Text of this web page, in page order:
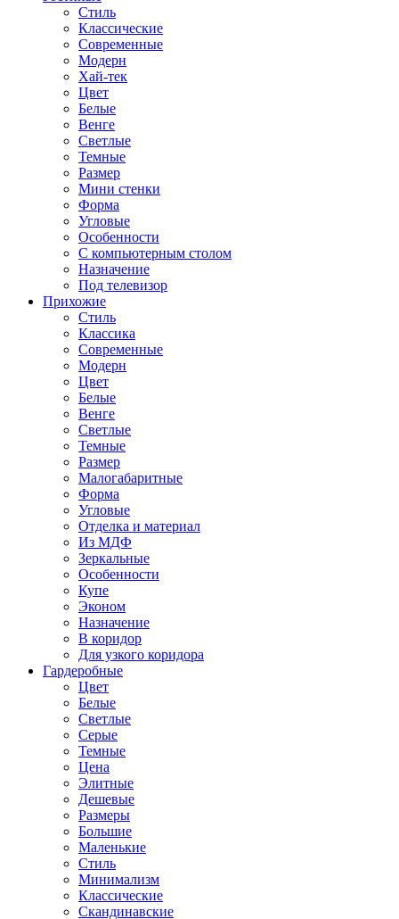
Стиль
Классические
Современные
Модерн
Хай-тек
Цвет
Белые
Венге
Светлые
Темные
Размер
Мини стенки
Форма
Угловые
Особенности
С компьютерным столом
Назначение
Под телевизор
Прихожие
Стиль
Классика
Современные
Модерн
Цвет
Белые
Венге
Светлые
Темные
Размер
Малогабаритные
Форма
Угловые
Отделка и материал
Из МДФ
Зеркальные
Особенности
Купе
Эконом
Назначение
В коридор
Для узкого коридора
Гардеробные
Цвет
Белые
Светлые
Серые
Темные
Цена
Элитные
Дешевые
Размеры
Большие
Маленькие
Стиль
Минимализм
Классические
Скандинавские